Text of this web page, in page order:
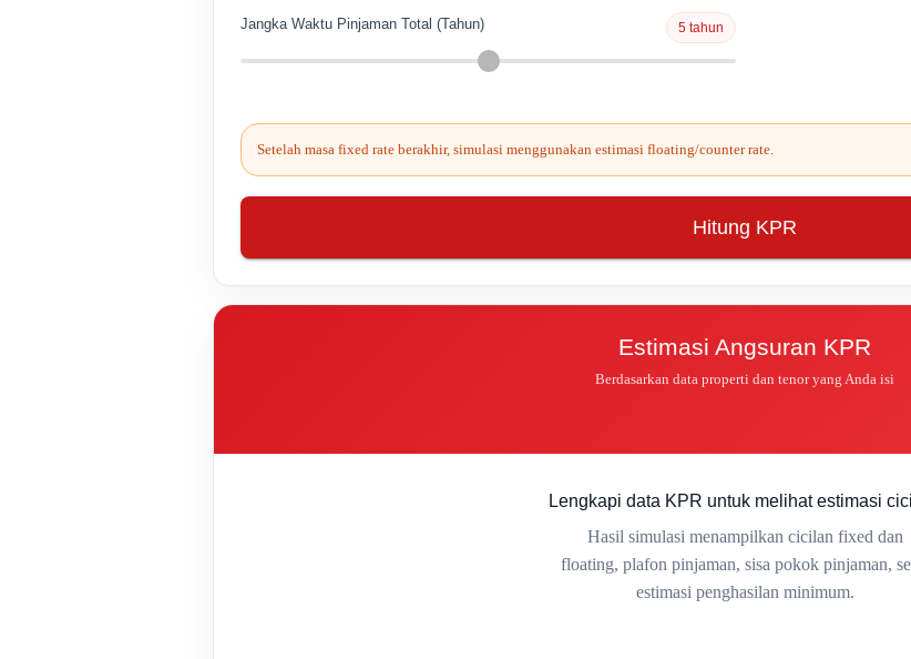
Jangka Waktu Pinjaman Total (Tahun) 5 tahun
Setelah masa fixed rate berakhir, simulasi menggunakan estimasi floating/counter rate.
Hitung KPR
Estimasi Angsuran KPR
Berdasarkan data properti dan tenor yang Anda isi
Lengkapi data KPR untuk melihat estimasi
Hasil simulasi menampilkan cicilan fixed dan
floating, plafon pinjaman, sisa pokok pinjaman,
estimasi penghasilan minimum.